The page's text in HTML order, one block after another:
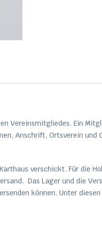
Vereinsmitgliedes. Ein
Anschrift, Ortsverein und
verschickt. Für die
Das Lager und die
können. Unter